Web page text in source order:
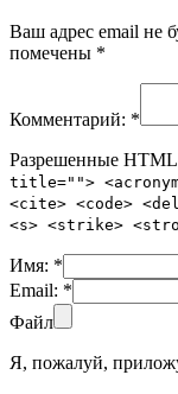
Ваш адрес email не
помечены *
Комментарий: *
Разрешенные
title="">
<cite> <code>
<s> <strike>
Имя: *
Email: *
Файл
Я, пожалуй,